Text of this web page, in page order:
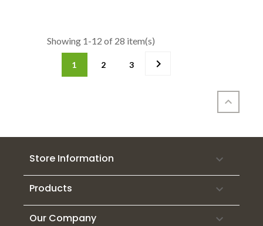
Showing 1-12 of 28 item(s)
1 2 3 

Store Information 
Products 
Our Company 